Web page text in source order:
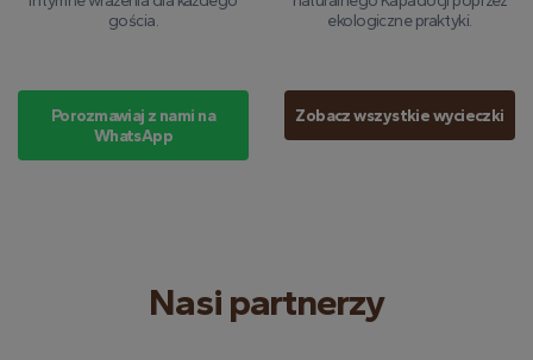
gościa.
ekologiczne praktyki.
Porozmawiaj z nami na
WhatsApp
Zobacz wszystkie wycieczki
Nasi partnerzy